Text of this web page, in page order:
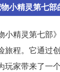
小精灵第七部
小精灵第七部
旅程。它通过
玩家带来了一